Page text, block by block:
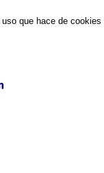
que hace de